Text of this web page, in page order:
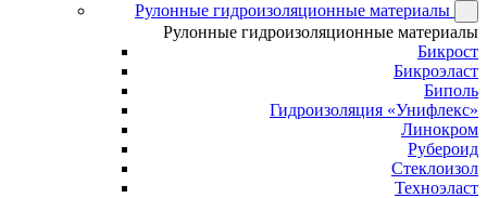
Рулонные гидроизоляционные материалы
Рулонные гидроизоляционные материалы
Бикрост
Бикроэласт
Биполь
Гидроизоляция «Унифлекс»
Линокром
Рубероид
Стеклоизол
Техноэласт